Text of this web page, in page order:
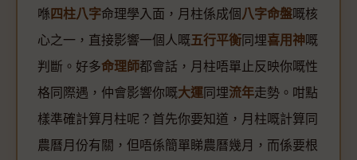
喺 四柱八字命理學入面，月柱係成個 八字命盤嘅核
心之一，直接影響一個人嘅五行平衡 同埋喜用神嘅
判斷。好多命理師都會話，月柱唔單止反映你嘅性
格同際遇，仲會影響你嘅大運 同埋流年走勢。咁點
樣準確計算月柱呢？首先你要知道，月柱嘅計算同
農曆月份有關，但唔係簡單睇農曆幾月，而係要根